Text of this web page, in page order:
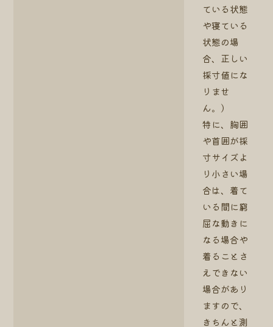
ている状態
や寝ている
状態の場
合、正しい
採寸値にな
りませ
ん。）
特に、胸囲
や首囲が採
寸サイズよ
り小さい場
合は、着て
いる間に窮
屈な動きに
なる場合や
着ることさ
えできない
場合があり
ますので、
きちんと測